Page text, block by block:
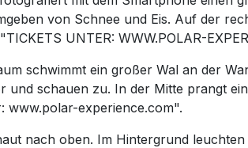
von Schnee und Eis. Auf der
UNTER: WWW.POLAR-
schwimmt ein großer Wal an der
und schauen zu. In der Mitte prangt
www.polar-experience.com".
nach oben. Im Hintergrund